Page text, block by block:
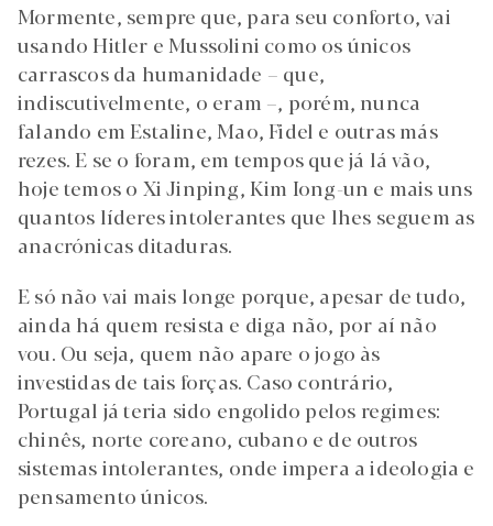
Mormente, sempre que, para seu conforto, vai
usando Hitler e Mussolini como os únicos
carrascos da humanidade – que,
indiscutivelmente, o eram –, porém, nunca
falando em Estaline, Mao, Fidel e outras más
rezes. E se o foram, em tempos que já lá vão,
hoje temos o Xi Jinping, Kim Iong-un e mais uns
quantos líderes intolerantes que lhes seguem as
anacrónicas ditaduras.
E só não vai mais longe porque, apesar de tudo,
ainda há quem resista e diga não, por aí não
vou. Ou seja, quem não apare o jogo às
investidas de tais forças. Caso contrário,
Portugal já teria sido engolido pelos regimes:
chinês, norte coreano, cubano e de outros
sistemas intolerantes, onde impera a ideologia e
pensamento únicos.